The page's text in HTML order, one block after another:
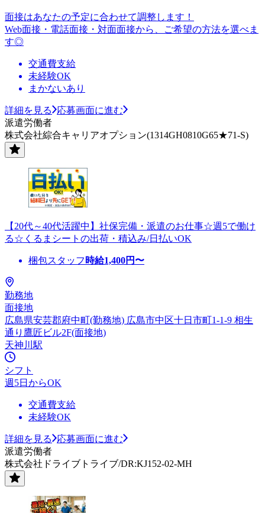
面接はあなたの予定に合わせて調整します！
Web面接・電話面接・対面面接から、ご希望の方法を選べま
す◎
交通費支給
未経験OK
まかないあり
詳細を見る
応募画面に進む
派遣労働者
株式会社綜合キャリアオプション(1314GH0810G65★71-S)
【20代～40代活躍中】社保完備・派遣のお仕事☆週5で働け
る☆くるまシートの出荷・積込み/日払いOK
梱包スタッフ 時給1,400円〜
勤務地
面接地
広島県安芸郡府中町(勤務地) 広島市中区十日市町1-1-9 相生
通り鷹匠ビル2F(面接地)
天神川駅
シフト
週5日からOK
交通費支給
未経験OK
詳細を見る
応募画面に進む
派遣労働者
株式会社ドライブトライブ/DR:KJ152-02-MH